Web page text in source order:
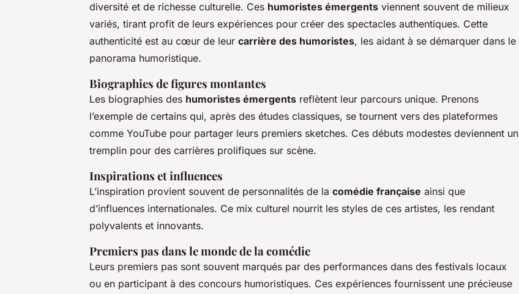
diversité et de richesse culturelle. Ces humoristes émergents viennent souvent de milieux
variés, tirant profit de leurs expériences pour créer des spectacles authentiques. Cette
authenticité est au cœur de leur carrière des humoristes, les aidant à se démarquer dans le
panorama humoristique.
Biographies de figures montantes
Les biographies des humoristes émergents reflètent leur parcours unique. Prenons
l’exemple de certains qui, après des études classiques, se tournent vers des plateformes
comme YouTube pour partager leurs premiers sketches. Ces débuts modestes deviennent un
tremplin pour des carrières prolifiques sur scène.
Inspirations et influences
L’inspiration provient souvent de personnalités de la comédie française ainsi que
d’influences internationales. Ce mix culturel nourrit les styles de ces artistes, les rendant
polyvalents et innovants.
Premiers pas dans le monde de la comédie
Leurs premiers pas sont souvent marqués par des performances dans des festivals locaux
ou en participant à des concours humoristiques. Ces expériences fournissent une précieuse